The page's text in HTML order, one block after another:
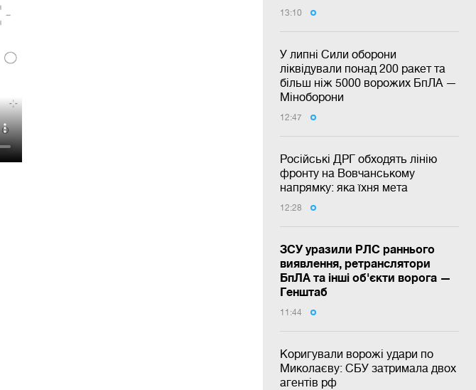
13:10
У липні Сили оборони
ліквідували понад 200 ракет та
більш ніж 5000 ворожих БпЛА —
Міноборони
12:47
Російські ДРГ обходять лінію
фронту на Вовчанському
напрямку: яка їхня мета
12:28
ЗСУ уразили РЛС раннього
виявлення, ретранслятори
БпЛА та інші об'єкти ворога —
Генштаб
11:44
Коригували ворожі удари по
Миколаєву: СБУ затримала двох
агентів рф